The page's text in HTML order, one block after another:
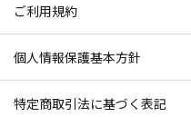
ご利用規約
個人情報保護基本方針
特定商取引法に基づく表記